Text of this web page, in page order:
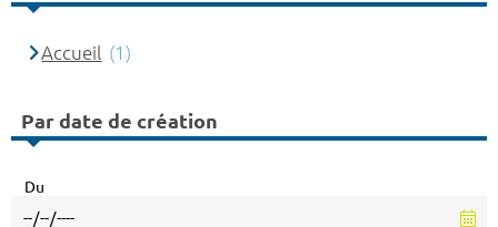
Accueil (1)
Par date de création
Du